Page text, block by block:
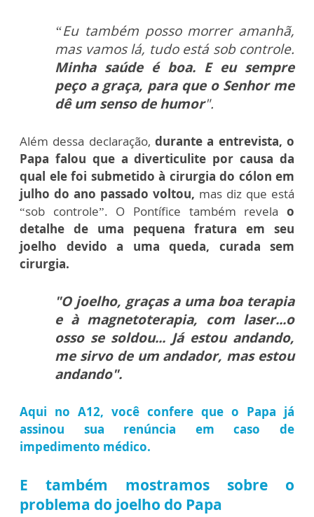
“Eu também posso morrer amanhã,
mas vamos lá, tudo está sob controle.
Minha saúde é boa. E eu sempre
peço a graça, para que o Senhor me
dê um senso de humor".
Além dessa declaração, durante a entrevista, o
Papa falou que a diverticulite por causa da
qual ele foi submetido à cirurgia do cólon em
julho do ano passado voltou, mas diz que está
“sob controle”. O Pontífice também revelao
detalhe de uma pequena fratura em seu
joelho devido a uma queda, curada sem
cirurgia.
"O joelho, graças a uma boa terapia
e à magnetoterapia, com laser...o
osso se soldou... Já estou andando,
me sirvo de um andador, mas estou
andando".
Aqui no A12, você confere que o Papa já
assinou sua renúncia em caso de
impedimento médico.
E também mostramos sobre o
problema do joelho do Papa